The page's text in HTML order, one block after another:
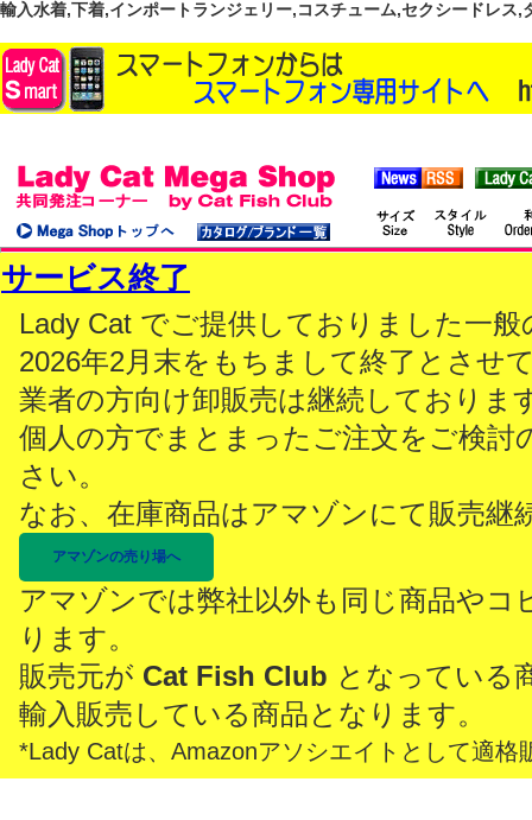
輸入水着,下着,インポートランジェリー,コスチューム,セクシードレス
サービス終了
Lady Cat でご提供しておりました一
2026年2月末をもちまして終了とさせ
業者の方向け卸販売は継続しておりま
個人の方でまとまったご注文をご検討
さい。
なお、在庫商品はアマゾンにて販売継
アマゾンの売り場へ
アマゾンでは弊社以外も同じ商品やコ
ります。
販売元が Cat Fish Club となっている
輸入販売している商品となります。
*Lady Catは、Amazonアソシエイトとして適格